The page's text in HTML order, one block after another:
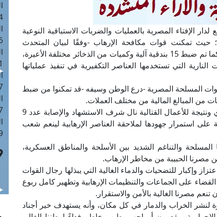
الإفتاء المصرية بالعمليات والضربات الاستباقية النوعية
حيث تمكنت قوات مكافحة الإرهاب -وفقًا لبيان المتحدث
العسكري -من القضاء على عدد 13 عنصرًا تكفيريا، كما تم ضبط 15 بندقية آلية وكميات من الذخائر مختلفة الأعيرة،
النارية التي تستخدمها العناصر التكفيرية في تنفيذ عملياتها
المسلحة المصرية -درع الوطن وسيفه -قد تمكنوا من ضبط
وأشار المرصد إلى أنه وفقًا لبيان المتحدث العسكري ونتيجة للأعمال القتالية نال شرف الاستشهاد والإصابة عدد 9
استمرار جهودها لملاحقة العناصر الإرهابية لينعم شعب
والتناغم الشديد بين الأسلحة والمناطق العسكرية،
مصرنا الحبيبة من مخاطر الإرهاب.
وإكبار للتضحيات والدماء الغالية التي يبذلها رجال القوات
على الجماعات والتنظيمات الإرهابية وتطهير كامل ربوع
مصرنا الغالية بالأمن والاستقرار.
لنشر الخراب والدمار في كل مكان، وأنه يستهدف خير أجناد
1